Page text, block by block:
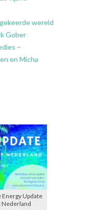
wereld
Gober
–
en Micha
Update
Nederland